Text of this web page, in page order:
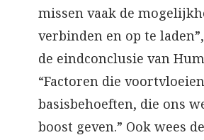
missen vaak de
verbinden en op te
de eindconclusie van
“Factoren die
basisbehoeften, die ons
boost geven.” Ook wees